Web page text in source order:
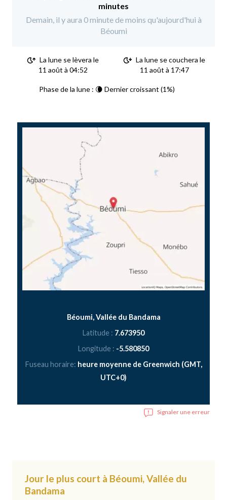
minutes
Demain, il y aura 0 minute de moins qu'aujourd'hui à
Béoumi
La lune se lèvera le
11 août à 04:52
La lune se couchera le
11 août à 17:47
Phase de la lune : 🌘 Dernier croissant (1%)
Béoumi, Vallée du Bandama
Latitude : 7.673950
Longitude : -5.580850
Fuseau horaire: heure moyenne de Greenwich (GMT,
UTC+0)
Signaler une erreur
Jour le plus court à Béoumi, Vallée du
Bandama